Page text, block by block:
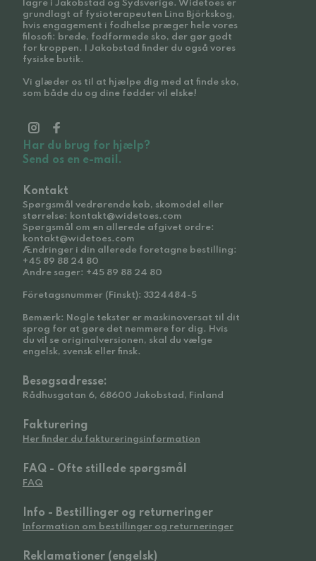
lagre i Jakobstad og Sydsverige. Widetoes er
grundlagt af fysioterapeuten Lina Björkskog,
hvis engagement i fodhelse præger hele vores
filosofi: brede, fodformede sko, der gør godt
for kroppen. I Jakobstad finder du også vores
fysiske butik.
Vi glæder os til at hjælpe dig med at finde sko,
som både du og dine fødder vil elske!
Har du brug for hjælp?
Send os en e-mail.
Kontakt
Spørgsmål vedrørende køb, skomodel eller
størrelse: kontakt@widetoes.com
Spørgsmål om en allerede afgivet ordre:
kontakt@widetoes.com
Ændringer i din allerede foretagne bestilling:
+45 89 88 24 80
Andre sager: +45 89 88 24 80
Företagsnummer (Finskt): 3324484-5
Bemærk: Nogle tekster er maskinoversat til dit
sprog for at gøre det nemmere for dig. Hvis
du vil se originalversionen, skal du vælge
engelsk, svensk eller finsk.
Besøgsadresse:
Rådhusgatan 6, 68600 Jakobstad, Finland
Fakturering
Her finder du faktureringsinformation
FAQ - Ofte stillede spørgsmål
FAQ
Info - Bestillinger og returneringer
Information om bestillinger og returneringer
Reklamationer (engelsk)